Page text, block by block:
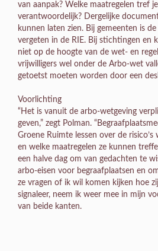
van aanpak? Welke maatregelen tref
verantwoordelijk? Dergelijke
kunnen laten zien. Bij gemeenten is de
vergeten in de RIE. Bij stichtingen en
niet op de hoogte van de wet- en
vrijwilligers wel onder de Arbo-wet
getoetst moeten worden door een
Voorlichting
“Het is vanuit de arbo-wetgeving
geven,” zegt Polman.
Groene Ruimte lessen over de
en welke maatregelen ze kunnen
een halve dag om van gedachten te
arbo-eisen voor begraafplaatsen en
ze vragen of ik wil komen kijken hoe
signaleer, neem ik weer mee in mijn
van beide kanten.